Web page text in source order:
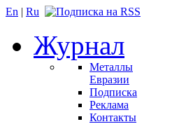
En | Ru
Журнал
Металлы
Евразии
Подписка
Реклама
Контакты